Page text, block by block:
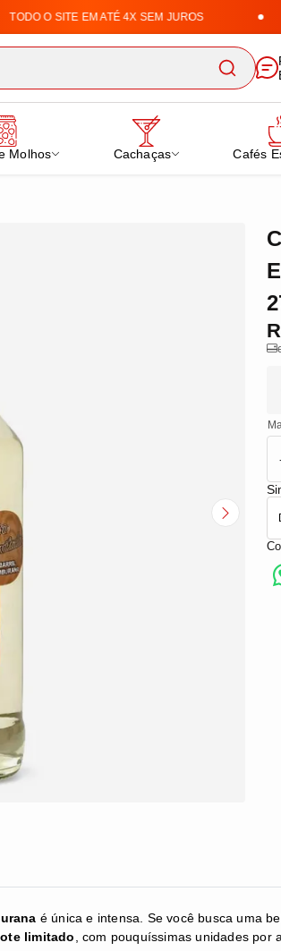
O SITE EM ATÉ 4X SEM JUROS
de Doces, Cafés
Molhos Cachaças Cafés
é única e intensa. Se você busca uma
limitado , com pouquíssimas unidades por